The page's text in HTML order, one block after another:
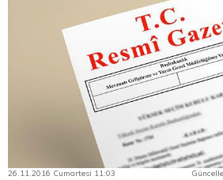
26.11.2016 Cumartesi 11:03